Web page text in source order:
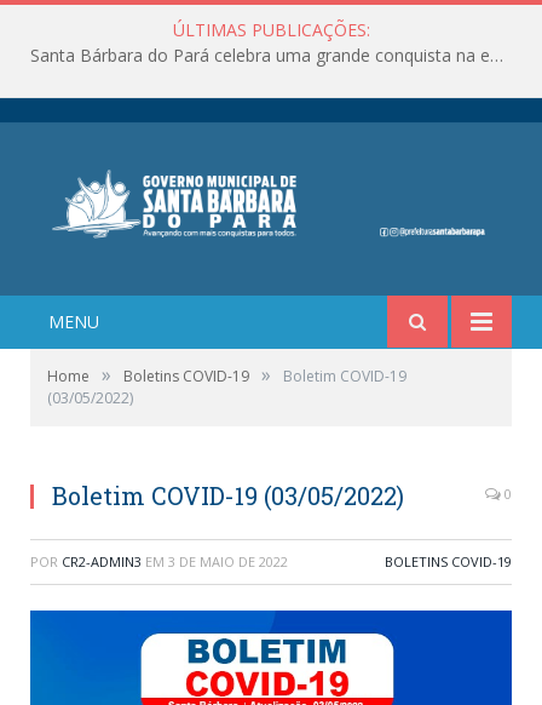
ÚLTIMAS PUBLICAÇÕES:
Santa Bárbara do Pará celebra uma grande conquista na educação!
MENU
Home » Boletins COVID-19 »
Boletim COVID-19
(03/05/2022)
Boletim COVID-19 (03/05/2022) 0
POR CR2-ADMIN3 EM 3 DE MAIO DE 2022 BOLETINS COVID-19